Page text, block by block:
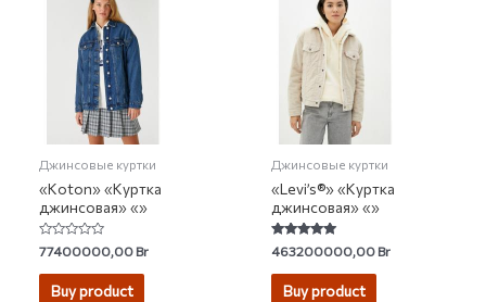
Джинсовые куртки
«Koton» «Куртка
джинсовая» «»
Rated
0
out
77400000,00Br
Buy product
Джинсовые куртки
«Levi’s®» «Куртка
джинсовая» «»
Rated
5.00
out of 5
463200000,00Br
Buy product